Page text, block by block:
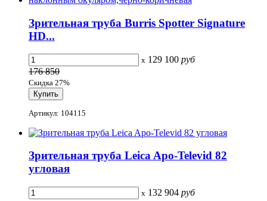
Зрительная труба Burris Spotter Signature
HD...
x 129 100 руб
176 850
Скидка 27%
Артикул: 104115
Зрительная труба Leica Apo-Televid 82
угловая
x 132 904 руб